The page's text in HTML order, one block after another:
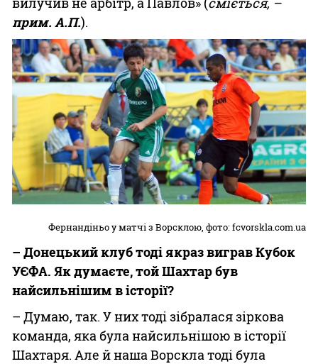
прим. А.П.).
Фернандіньо у матчі з Ворсклою, фото: fcvorskla.com.ua
– Донецький клуб тоді якраз виграв Кубок
УЄФА. Як думаєте, той Шахтар був
найсильнішим в історії?
– Думаю, так. У них тоді зібралася зіркова
команда, яка була найсильнішою в історії
Шахтаря. Але й наша Ворскла тоді була